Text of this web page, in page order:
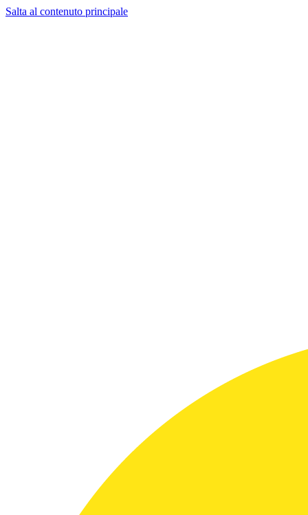
Salta al contenuto principale